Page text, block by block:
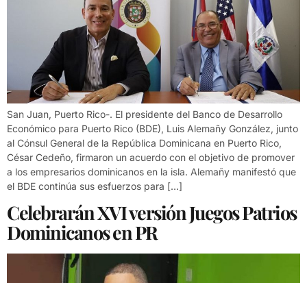
San Juan, Puerto Rico-. El presidente del Banco de Desarrollo
Económico para Puerto Rico (BDE), Luis Alemañy González, junto
al Cónsul General de la República Dominicana en Puerto Rico,
César Cedeño, firmaron un acuerdo con el objetivo de promover
a los empresarios dominicanos en la isla. Alemañy manifestó que
el BDE continúa sus esfuerzos para […]
Celebrarán XVI versión Juegos Patrios
Dominicanos en PR